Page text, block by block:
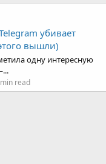
Утилиты для
убивает
вышли)
одну интересную
read
почта